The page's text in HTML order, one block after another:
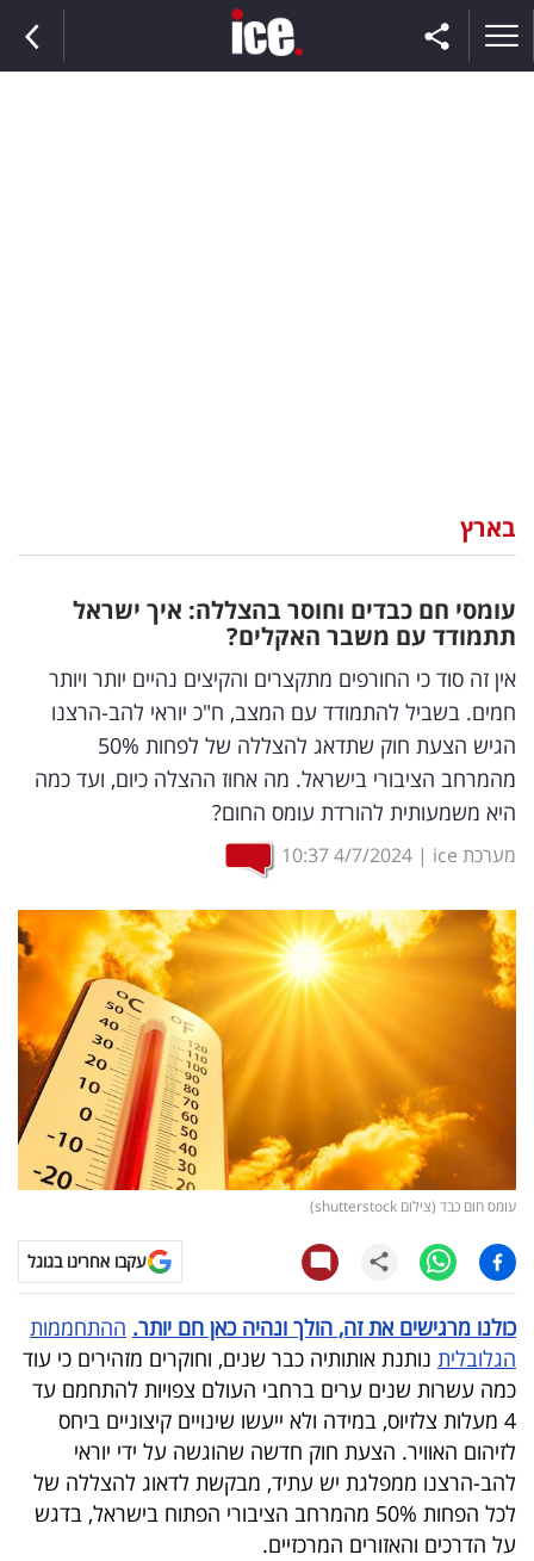
וצרכנות
דיגיטל
וטק
שיווק
ופרסום
משפט
ומחקרים
דעות
קריפטו
ויראלי
עסקי
ספורט
קריירה
ולימודים
מינויים
רייטינג
בארץ
עומסי חם כבדים וחוסר בהצללה: איך ישראל
תתמודד עם משבר האקלים?
אין זה סוד כי החורפים מתקצרים והקיצים נהיים יותר ויותר
חמים. בשביל להתמודד עם המצב, ח"כ יוראי להב-הרצנו
הגיש הצעת חוק שתדאג להצללה של לפחות 50%
מהמרחב הציבורי בישראל. מה אחוז ההצלה כיום, ועד כמה
היא משמעותית להורדת עומס החום?
מערכת ice |
4/7/2024
10:37
עומס חום כבד (צילום shutterstock)
עקבו אחרינו בגוגל
כולנו מרגישים את זה, הולך ונהיה כאן חם יותר. ההתחממות
הגלובלית נותנת אותותיה כבר שנים, וחוקרים מזהירים כי עוד
כמה עשרות שנים ערים ברחבי העולם צפויות להתחמם עד
4 מעלות צלזיוס, במידה ולא ייעשו שינויים קיצוניים ביחס
לזיהום האוויר. הצעת חוק חדשה שהוגשה על ידי יוראי
להב-הרצנו ממפלגת יש עתיד, מבקשת לדאוג להצללה של
לכל הפחות 50% מהמרחב הציבורי הפתוח בישראל, בדגש
על הדרכים והאזורים המרכזיים.